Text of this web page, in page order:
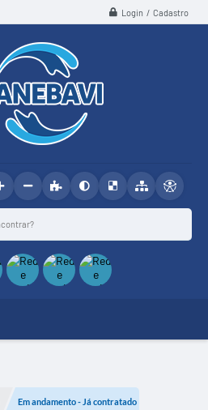
Login / Cadastro
Em andamento - Já contratado